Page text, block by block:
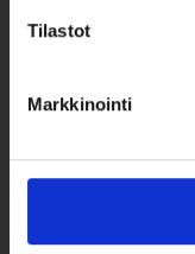
Tilastot
Markkinointi
050 341 5507
Uutiskirje